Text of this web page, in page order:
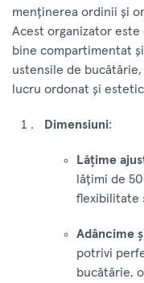
menținerea ordinii și
Acest organizator
bine compartimentat
ustensile de
lucru ordonat și
Dimensiuni:
Lățime
lățimi de
flexibilitate
Adâncime
potrivi
bucătărie,